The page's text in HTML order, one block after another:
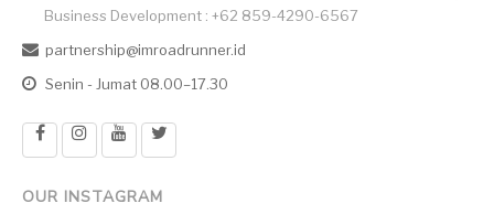
Business Development : +62 859-4290-6567
partnership@imroadrunner.id
Senin - Jumat 08.00–17.30
OUR INSTAGRAM